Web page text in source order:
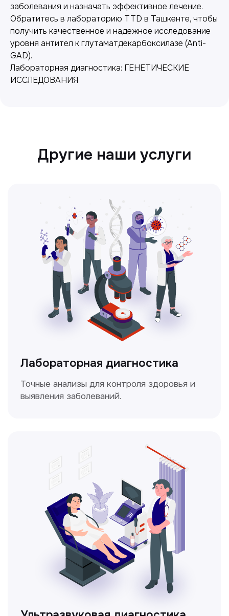
заболевания и назначать эффективное лечение.
Обратитесь в лабораторию TTD в Ташкенте, чтобы
получить качественное и надежное исследование
уровня антител к глутаматдекарбоксилазе (Anti-
GAD).
Лабораторная диагностика: ГЕНЕТИЧЕСКИЕ
ИССЛЕДОВАНИЯ
Лабораторная диагностика
Точные анализы для контроля здоровья и
выявления заболеваний.
Ультразвуковая диагностика
Безопасный и точный метод для
обследования внутренних органов.
Доплерография
Метод ультразвуковой диагностики,
который используется для оценки
кровотока в сосудах.